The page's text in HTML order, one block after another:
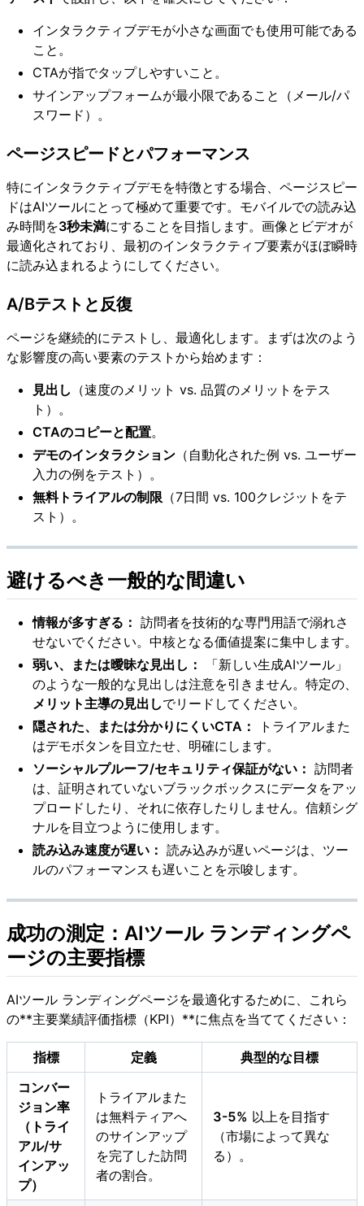
インタラクティブデモが小さな画面でも使用可能である
こと。
CTAが指でタップしやすいこと。
サインアップフォームが最小限であること（メール/パ
スワード）。
ページスピードとパフォーマンス
特にインタラクティブデモを特徴とする場合、ページスピー
ドはAIツールにとって極めて重要です。モバイルでの読み込
み時間を3秒未満にすることを目指します。画像とビデオが
最適化されており、最初のインタラクティブ要素がほぼ瞬時
に読み込まれるようにしてください。
A/Bテストと反復
ページを継続的にテストし、最適化します。まずは次のよう
な影響度の高い要素のテストから始めます：
見出し （速度のメリット vs. 品質のメリットをテス
ト）。
CTAのコピーと配置。
デモのインタラクション （自動化された例 vs. ユーザー
入力の例をテスト）。
無料トライアルの制限 （7日間 vs. 100クレジットをテ
スト）。
避けるべき一般的な間違い
情報が多すぎる： 訪問者を技術的な専門用語で溺れさ
せないでください。中核となる価値提案に集中します。
弱い、または曖昧な見出し：
「新しい生成AIツール」
のような一般的な見出しは注意を引きません。特定の、
メリット主導の見出しでリードしてください。
隠された、または分かりにくいCTA：
トライアルまた
はデモボタンを目立たせ、明確にします。
ソーシャルプルーフ/セキュリティ保証がない： 訪問者
は、証明されていないブラックボックスにデータをアッ
プロードしたり、それに依存したりしません。信頼シグ
ナルを目立つように使用します。
読み込み速度が遅い： 読み込みが遅いページは、ツー
ルのパフォーマンスも遅いことを示唆します。
成功の測定：AIツール ランディングペ
ージの主要指標
AIツール ランディングページを最適化するために、これら
の**主要業績評価指標（KPI）**に焦点を当ててください：
指標 定義
典型的な目標
コンバー
ジョン率
（トライ
アル/サ
インアッ
プ）
トライアルまた
は無料ティアへ
のサインアップ
を完了した訪問
者の割合。
3-5% 以上を目指す
（市場によって異な
る）。